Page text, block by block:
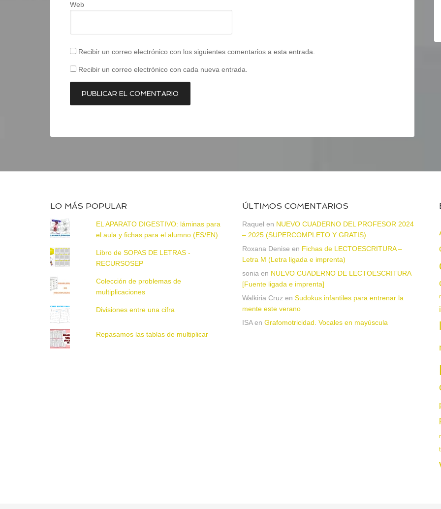
Web
Recibir un correo electrónico con los siguientes comentarios a esta entrada.
Recibir un correo electrónico con cada nueva entrada.
LO MÁS POPULAR
EL APARATO DIGESTIVO: láminas para
el aula y fichas para el alumno (ES/EN)
Libro de SOPAS DE LETRAS -
RECURSOSEP
Colección de problemas de
multiplicaciones
Divisiones entre una cifra
Repasamos las tablas de multiplicar
ÚLTIMOS COMENTARIOS
Raquel en NUEVO CUADERNO DEL PROFESOR 2024
– 2025 (SUPERCOMPLETO Y GRATIS)
Roxana Denise en Fichas de LECTOESCRITURA –
Letra M (Letra ligada e imprenta)
sonia en NUEVO CUADERNO DE LECTOESCRITURA
[Fuente ligada e imprenta]
Walkiria Cruz en Sudokus infantiles para entrenar la
mente este verano
ISAen Grafomotricidad. Vocales en mayúscula